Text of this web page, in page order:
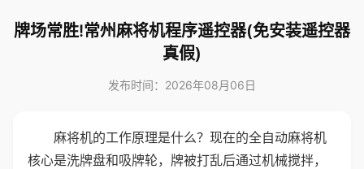
牌场常胜!常州麻将机程序遥控器(免安装遥控器
真假)
发布时间：2026年08月06日
麻将机的工作原理是什么？现在的全自动麻将机
核心是洗牌盘和吸牌轮，牌被打乱后通过机械搅拌，